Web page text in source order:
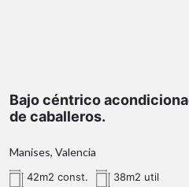
Bajo céntrico
de caballeros.
Manises, Valencia
42m2 const. 38m2 util